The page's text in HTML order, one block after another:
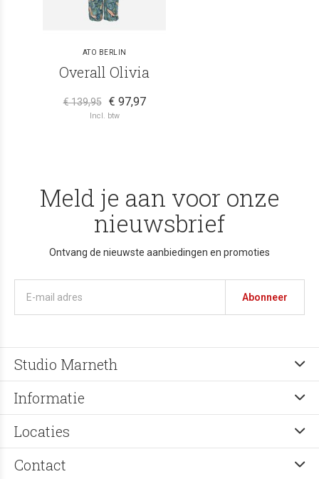
ATO BERLIN
Overall Olivia
€ 139,95 € 97,97
Incl. btw
Meld je aan voor onze
nieuwsbrief
Ontvang de nieuwste aanbiedingen en promoties
Abonneer
Studio Marneth
Informatie
Locaties
Contact